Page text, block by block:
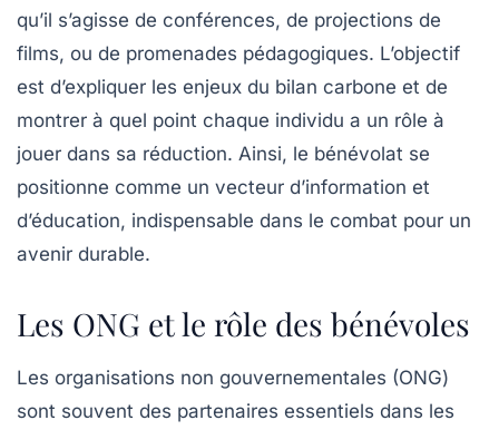
qu’il s’agisse de conférences, de projections de
films, ou de promenades pédagogiques. L’objectif
est d’expliquer les enjeux du bilan carbone et de
montrer à quel point chaque individu a un rôle à
jouer dans sa réduction. Ainsi, le bénévolat se
positionne comme un vecteur d’information et
d’éducation, indispensable dans le combat pour un
avenir durable.
Les ONG et le rôle des bénévoles
Les organisations non gouvernementales (ONG)
sont souvent des partenaires essentiels dans les